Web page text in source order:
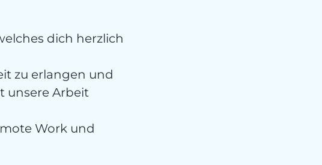
dich herzlich
zu erlangen und
unsere Arbeit
Work und